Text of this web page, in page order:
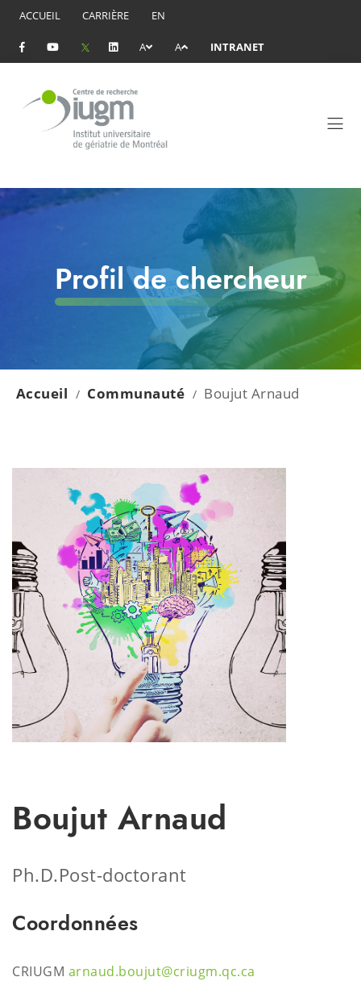
ACCUEIL CARRIÈRE EN
A A INTRANET
Profil de chercheur
Accueil / Communauté / Boujut Arnaud
Boujut Arnaud
Ph.D.Post-doctorant
Coordonnées
CRIUGM arnaud.boujut@criugm.qc.ca